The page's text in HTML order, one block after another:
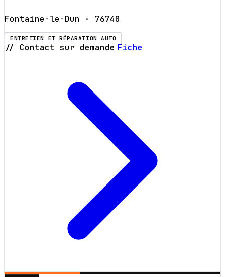
Fontaine-le-Dun · 76740
ENTRETIEN ET RÉPARATION AUTO
// Contact sur demande Fiche